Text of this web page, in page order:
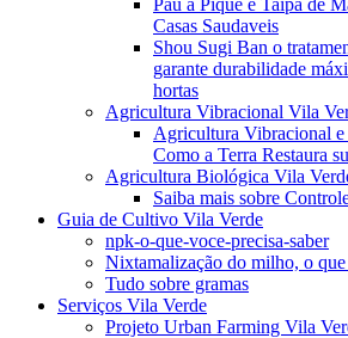
Pau a Pique e Taipa de
Casas Saudaveis
Shou Sugi Ban o
garante durabilidade
hortas
Agricultura Vibracional Vila
Agricultura Vibracional
Como a Terra Restaura
Agricultura Biológica Vila
Saiba mais sobre
Guia de Cultivo Vila Verde
npk-o-que-voce-precisa-saber
Nixtamalização do milho, o
Tudo sobre gramas
Serviços Vila Verde
Projeto Urban Farming Vila